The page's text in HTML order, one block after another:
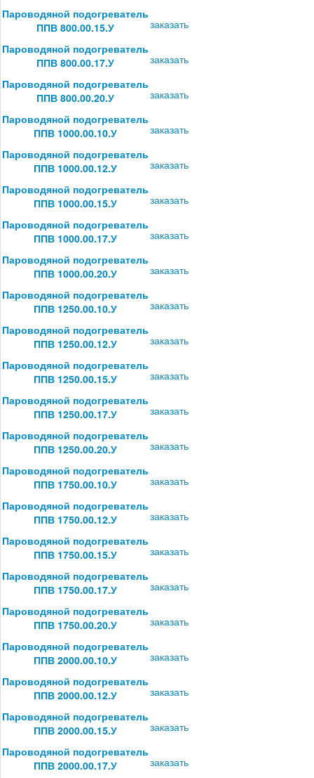
Пароводяной подогреватель
ППВ 800.00.15.У
заказать
Пароводяной подогреватель
ППВ 800.00.17.У
заказать
Пароводяной подогреватель
ППВ 800.00.20.У
заказать
Пароводяной подогреватель
ППВ 1000.00.10.У
заказать
Пароводяной подогреватель
ППВ 1000.00.12.У
заказать
Пароводяной подогреватель
ППВ 1000.00.15.У
заказать
Пароводяной подогреватель
ППВ 1000.00.17.У
заказать
Пароводяной подогреватель
ППВ 1000.00.20.У
заказать
Пароводяной подогреватель
ППВ 1250.00.10.У
заказать
Пароводяной подогреватель
ППВ 1250.00.12.У
заказать
Пароводяной подогреватель
ППВ 1250.00.15.У
заказать
Пароводяной подогреватель
ППВ 1250.00.17.У
заказать
Пароводяной подогреватель
ППВ 1250.00.20.У
заказать
Пароводяной подогреватель
ППВ 1750.00.10.У
заказать
Пароводяной подогреватель
ППВ 1750.00.12.У
заказать
Пароводяной подогреватель
ППВ 1750.00.15.У
заказать
Пароводяной подогреватель
ППВ 1750.00.17.У
заказать
Пароводяной подогреватель
ППВ 1750.00.20.У
заказать
Пароводяной подогреватель
ППВ 2000.00.10.У
заказать
Пароводяной подогреватель
ППВ 2000.00.12.У
заказать
Пароводяной подогреватель
ППВ 2000.00.15.У
заказать
Пароводяной подогреватель
ППВ 2000.00.17.У
заказать